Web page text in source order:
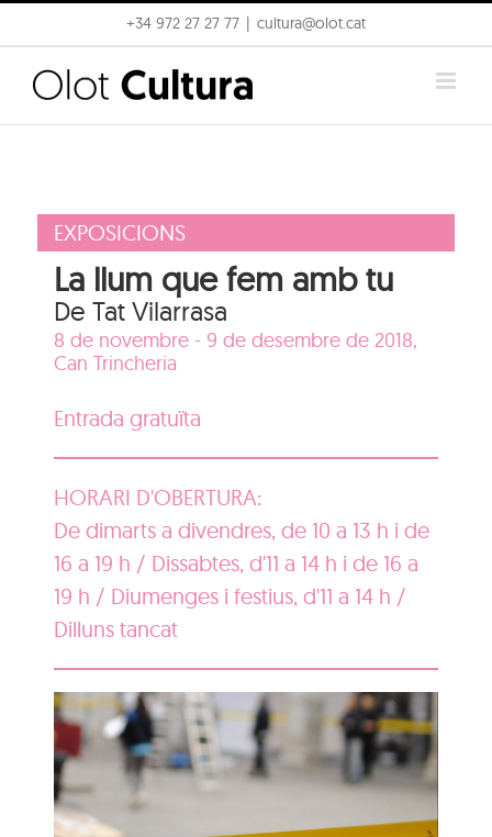
to
content
+34 972 27 27 77 cultura@olot.cat
EXPOSICIONS
La llum que fem amb tu
De Tat Vilarrasa
8 de novembre - 9 de desembre de 2018,
Can Trincheria
Entrada gratuïta
HORARI D'OBERTURA:
De dimarts a divendres, de 10 a 13 h i de
16 a 19 h / Dissabtes, d'11 a 14 h i de 16 a
19 h / Diumenges i festius, d'11 a 14 h /
Dilluns tancat